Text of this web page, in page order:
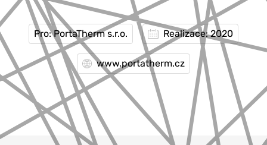
Pro: PortaTherm s.r.o. Realizace: 2020
www.portatherm.cz